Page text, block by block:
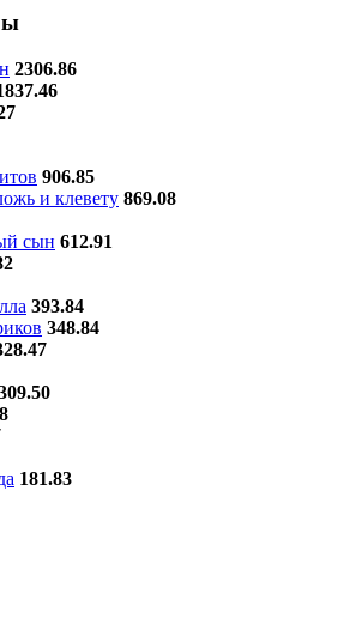
2306.86
906.85
и клевету 869.08
сын 612.91
393.84
348.84
181.83